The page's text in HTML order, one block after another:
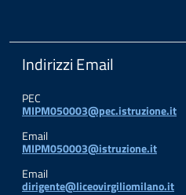
Indirizzi Email
PEC
MIPM050003@pec.istruzione.it
Email
MIPM050003@istruzione.it
Email
dirigente@liceovirgiliomilano.it